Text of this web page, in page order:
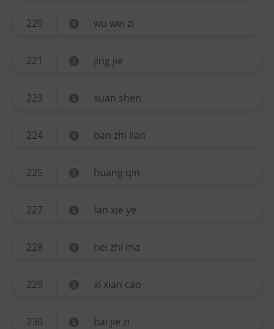
220 wu wei zi
221 jing jie
223 xuan shen
224 ban zhi lian
225 huang qin
227 fan xie ye
228 hei zhi ma
229 xi xian cao
230 bai jie zi